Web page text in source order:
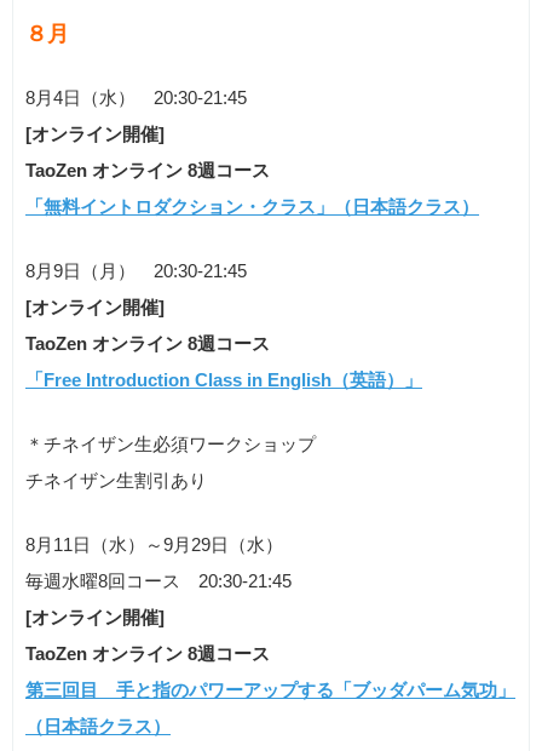
８月
8月4日（水） 20:30-21:45
[オンライン開催]
TaoZen オンライン 8週コース
「無料イントロダクション・クラス」（日本語クラス）
8月9日（月） 20:30-21:45
[オンライン開催]
TaoZen オンライン 8週コース
「Free Introduction Class in English（英語）」
＊チネイザン生必須ワークショップ
チネイザン生割引あり
8月11日（水）～9月29日（水）
毎週水曜8回コース 20:30-21:45
[オンライン開催]
TaoZen オンライン 8週コース
第三回目 手と指のパワーアップする「ブッダパーム気功」
（日本語クラス）